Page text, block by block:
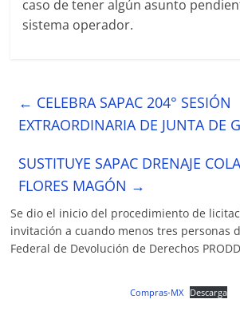
caso de tener algún asunto
sistema operador.
← CELEBRA SAPAC 204° SESIÓN
EXTRAORDINARIA DE JUNTA DE
SUSTITUYE SAPAC DRENAJE
FLORES MAGÓN →
Se dio el inicio del procedimiento de
invitación a cuando menos tres personas
Federal de Devolución de Derechos
Compras-MX Descarga